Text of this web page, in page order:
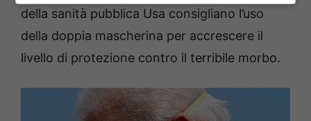
della sanità pubblica Usa consigliano l’uso
della doppia mascherina per accrescere il
livello di protezione contro il terribile morbo.